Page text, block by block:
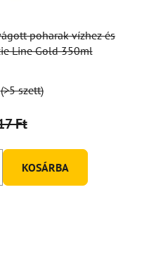
poharak vízhez és
Line Gold 350ml
(>5 szett)
Ft
KOSÁRBA